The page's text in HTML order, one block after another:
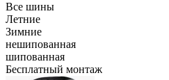
Все шины
Летние
Зимние
нешипованная
шипованная
Бесплатный монтаж